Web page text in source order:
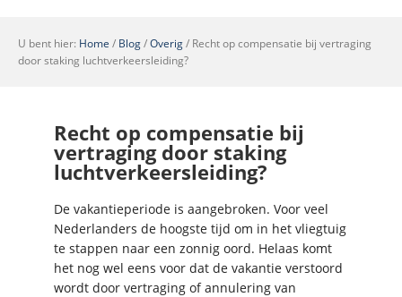
U bent hier: Home / Blog/Overig/ Recht op compensatie bij vertraging
door staking luchtverkeersleiding?
Recht op compensatie bij
vertraging door staking
luchtverkeersleiding?
De vakantieperiode is aangebroken. Voor veel
Nederlanders de hoogste tijd om in het vliegtuig
te stappen naar een zonnig oord. Helaas komt
het nog wel eens voor dat de vakantie verstoord
wordt door vertraging of annulering van